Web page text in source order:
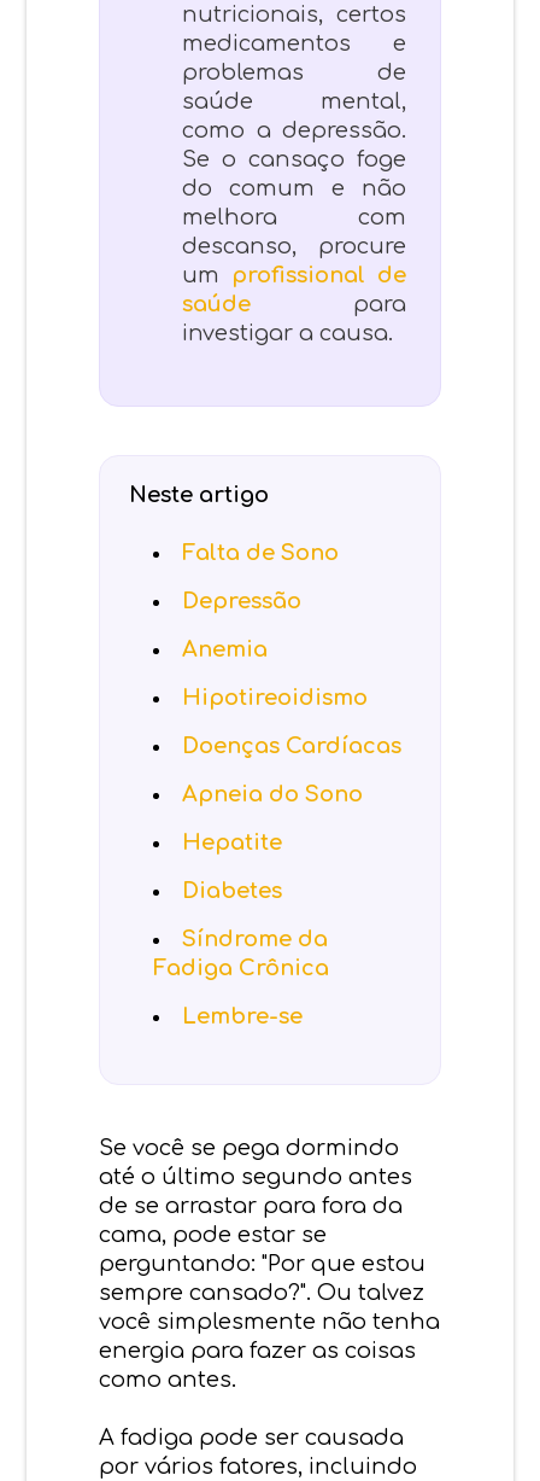
nutricionais, certos
medicamentos e
problemas de
saúde mental,
como a depressão.
Se o cansaço foge
do comum e não
melhora com
descanso, procure
um profissional de
saúde para
investigar a causa.
Neste artigo
Falta de Sono
Depressão
Anemia
Hipotireoidismo
Doenças Cardíacas
Apneia do Sono
Hepatite
Diabetes
Síndrome da
Fadiga Crônica
Lembre-se
Se você se pega dormindo
até o último segundo antes
de se arrastar para fora da
cama, pode estar se
perguntando: "Por que estou
sempre cansado?". Ou talvez
você simplesmente não tenha
energia para fazer as coisas
como antes.
A fadiga pode ser causada
por vários fatores, incluindo